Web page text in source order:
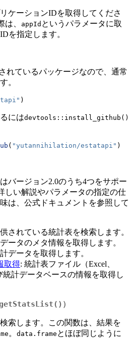
ケーションIDを取得してくださ
、
appId というパラメータに取
を指定します。
れているパッケージなので、通常
。
)
にはdevtools::install_github()
( "yutannihilation/estatapi" )
バージョン2.0のうち4つをサポー
しい解説やパラメータの指定の仕
は、公式ドキュメントを参照して
されている統計表を検索します。
ータのメタ情報を取得します。
データを取得します。
取得: 統計表ファイル（Excel、
統計データベースの情報を取得し
）
索します。この関数は、結果を
。 data.frame とほぼ同じように